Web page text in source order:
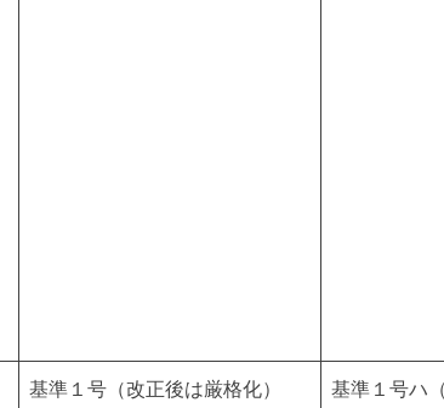
基準１号（改正後は厳格化）
基準１号ハ